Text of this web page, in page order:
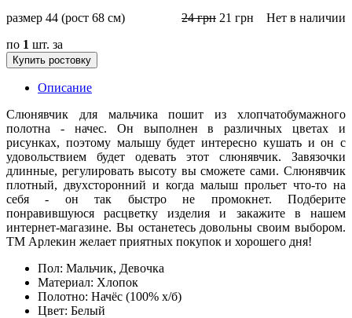
размер 44 (рост 68 см)
24грн 21 грн
Нет в наличии
по 1 шт. за
Купить ростовку
Описание
Слюнявчик для мальчика пошит из хлопчатобумажного
полотна - начес. Он выполнен в различных цветах и
рисунках, поэтому малышу будет интересно кушать и он с
удовольствием будет одевать этот слюнявчик. Завязочки
длинные, регулировать высоту вы сможете сами. Слюнявчик
плотный, двухсторонний и когда малыш прольет что-то на
себя - он так быстро не промокнет. Подберите
понравившуюся расцветку изделия и закажите в нашем
интернет-магазине. Вы останетесь довольны своим выбором.
ТМ Арлекин желает приятных покупок и хорошего дня!
Пол: Мальчик, Девочка
Материал: Хлопок
Полотно: Начёс (100% х/б)
Цвет: Белый